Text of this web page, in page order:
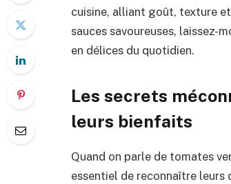
cuisine, alliant goût, texture
sauces savoureuses, laissez-
en délices du quotidien.
Les secrets
leurs bienfaits
Quand on parle de tomates
essentiel de reconnaître